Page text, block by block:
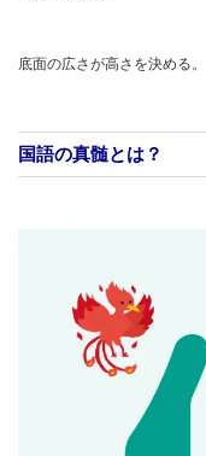
底面の広さが高さを決める。
国語の真髄とは？